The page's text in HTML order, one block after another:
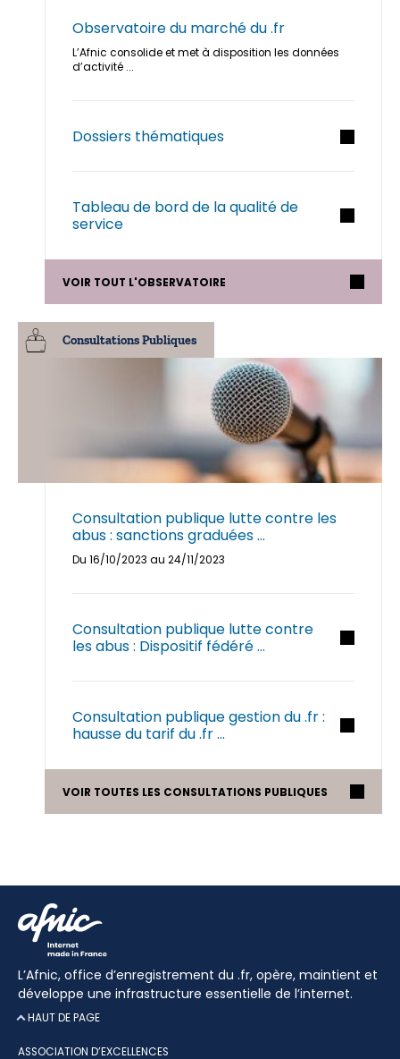
Observatoire du marché du .fr
L’Afnic consolide et met à disposition les données
d’activité ...
Dossiers thématiques
Tableau de bord de la qualité de
service
VOIR TOUT L'OBSERVATOIRE
Consultations Publiques
Consultation publique lutte contre les
abus : sanctions graduées ...
Du 16/10/2023 au 24/11/2023
Consultation publique lutte contre
les abus : Dispositif fédéré ...
Consultation publique gestion du .fr :
hausse du tarif du .fr ...
VOIR TOUTES LES CONSULTATIONS PUBLIQUES
L’Afnic, office d’enregistrement du .fr, opère, maintient et
développe une infrastructure essentielle de l’internet.
HAUT DE PAGE
ASSOCIATION D’EXCELLENCES